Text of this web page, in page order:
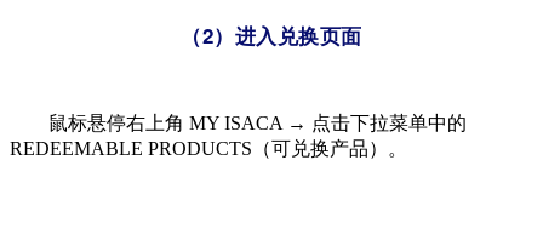
（2）进入兑换页面
鼠标悬停右上角 MY ISACA​ → 点击下拉菜单中的
REDEEMABLE PRODUCTS（可兑换产品）。